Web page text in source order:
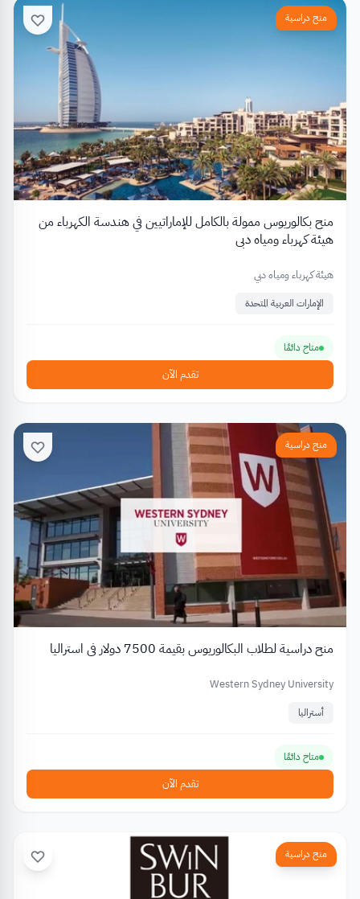
منح دراسية
منح بكالوريوس ممولة بالكامل للإماراتيين في هندسة الكهرباء من
هيئة كهرباء ومياه دبي
هيئة كهرباء ومياه دبي
الإمارات العربية المتحدة
متاح دائمًا
تقدم الآن
منح دراسية
منح دراسية لطلاب البكالوريوس بقيمة 7500 دولار في استراليا
Western Sydney University
أستراليا
متاح دائمًا
تقدم الآن
منح دراسية